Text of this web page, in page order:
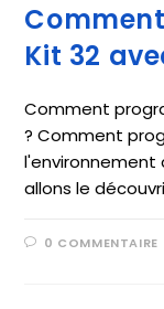
Kit 32
Comment
? Comment
l'environnement
allons le
0 COMMENTAIRE